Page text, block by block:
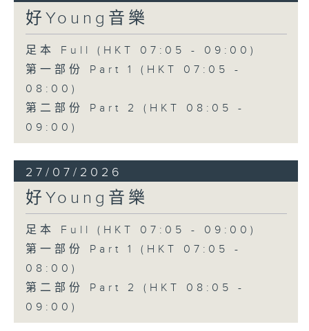
好Young音樂
足本 Full (HKT 07:05 - 09:00)
第一部份 Part 1 (HKT 07:05 -
08:00)
第二部份 Part 2 (HKT 08:05 -
09:00)
27/07/2026
好Young音樂
足本 Full (HKT 07:05 - 09:00)
第一部份 Part 1 (HKT 07:05 -
08:00)
第二部份 Part 2 (HKT 08:05 -
09:00)